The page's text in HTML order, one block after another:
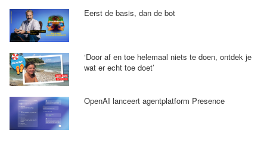
Eerst de basis, dan de bot
‘Door af en toe helemaal niets te doen, ontdek je
wat er echt toe doet’
OpenAI lanceert agentplatform Presence